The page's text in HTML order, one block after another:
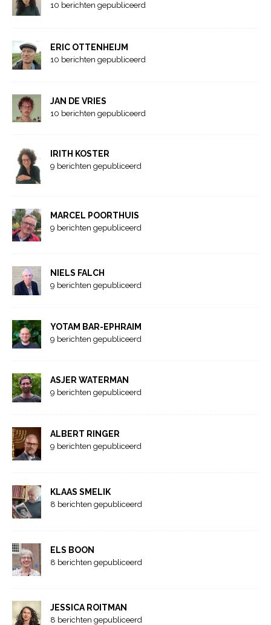
10 berichten gepubliceerd
ERIC OTTENHEIJM
10 berichten gepubliceerd
JAN DE VRIES
10 berichten gepubliceerd
IRITH KOSTER
9 berichten gepubliceerd
MARCEL POORTHUIS
9 berichten gepubliceerd
NIELS FALCH
9 berichten gepubliceerd
YOTAM BAR-EPHRAIM
9 berichten gepubliceerd
ASJER WATERMAN
9 berichten gepubliceerd
ALBERT RINGER
9 berichten gepubliceerd
KLAAS SMELIK
8 berichten gepubliceerd
ELS BOON
8 berichten gepubliceerd
JESSICA ROITMAN
8 berichten gepubliceerd